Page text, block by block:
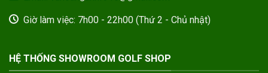
Giờ làm việc: 7h00 - 22h00 (Thứ 2 - Chủ nhật)
HỆ THỐNG SHOWROOM GOLF SHOP